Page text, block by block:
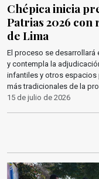
Chépica inicia
Patrias 2026 con
de Lima
El proceso se desarrollará
y contempla la
infantiles y otros espacios
más tradicionales de la
15 de julio de 2026